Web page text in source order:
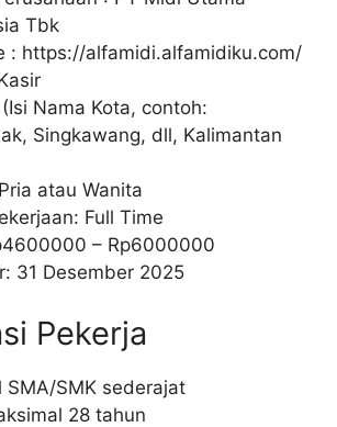
Tbk
: https://alfamidi.alfamidiku.com/
Nama Kota, contoh:
Singkawang, dll, Kalimantan
atau Wanita
Full Time
4600000 – Rp6000000
31 Desember 2025
Pekerja
SMA/SMK sederajat
28 tahun